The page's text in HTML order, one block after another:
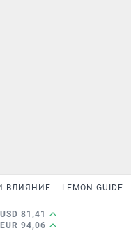
ВЛИЯНИЕ LEMON GUIDE
USD 81,41
EUR 94,06